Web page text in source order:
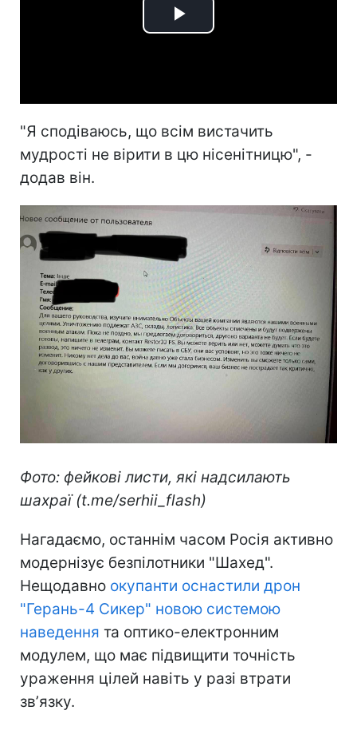
Play
"Я сподіваюсь, що всім вистачить
мудрості не вірити в цю нісенітницю", -
додав він.
Фото: фейкові листи, які надсилають
шахраї (t.me/serhii_flash)
Нагадаємо, останнім часом Росія активно
модернізує безпілотники "Шахед".
Нещодавно окупанти оснастили дрон
"Герань-4 Сикер" новою системою
наведення та оптико-електронним
модулем, що має підвищити точність
ураження цілей навіть у разі втрати
звʼязку.